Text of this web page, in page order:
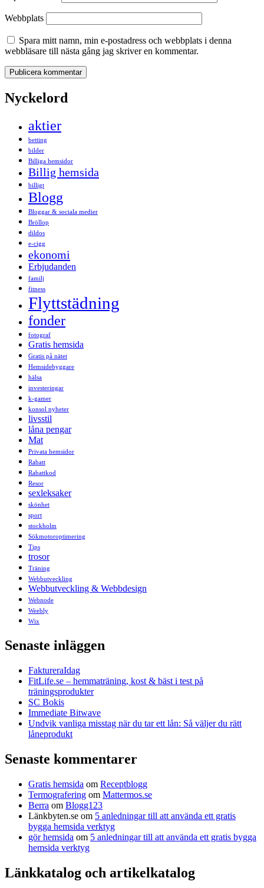
Webbplats
Spara mitt namn, min e-postadress och webbplats i denna
webbläsare till nästa gång jag skriver en kommentar.
Nyckelord
aktier
betting
bilder
Billiga hemsidor
Billig hemsida
billigt
Blogg
Bloggar & sociala medier
Bröllop
dildos
e-cigg
ekonomi
Erbjudanden
familj
fitness
Flyttstädning
fonder
fotograf
Gratis hemsida
Gratis på nätet
Hemsidebyggare
hälsa
investeringar
k-gamer
konsol nyheter
livsstil
låna pengar
Mat
Privata hemsidor
Rabatt
Rabattkod
Resor
sexleksaker
skönhet
sport
stockholm
Sökmotoroptimering
Tips
trosor
Träning
Webbutveckling
Webbutveckling & Webbdesign
Webnode
Weebly
Wix
Senaste inläggen
FaktureraIdag
FitLife.se – hemmaträning, kost & bäst i test på
träningsprodukter
SC Bokis
Immediate Bitwave
Undvik vanliga misstag när du tar ett lån: Så väljer du rätt
låneprodukt
Senaste kommentarer
Gratis hemsida om Receptblogg
Termografering om Mattermos.se
Berra om Blogg123
Länkbyten.se om 5 anledningar till att använda ett gratis
bygga hemsida verktyg
gör hemsida om 5 anledningar till att använda ett gratis bygga
hemsida verktyg
Länkkatalog och artikelkatalog